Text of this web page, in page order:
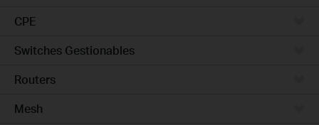
CPE
Switches Gestionables
Routers
Mesh